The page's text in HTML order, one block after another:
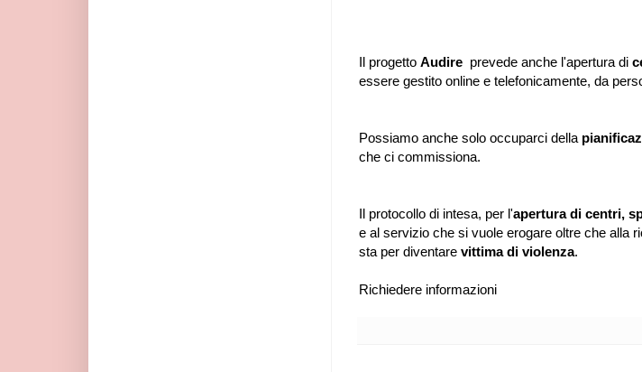
Il progetto Audire prevede anche l'apertura di
essere gestito online e telefonicamente, da
Possiamo anche solo occuparci della
che ci commissiona.
Il protocollo di intesa, per l'apertura di centri,
e al servizio che si vuole erogare oltre che alla
sta per diventare vittima di violenza.
Richiedere informazioni